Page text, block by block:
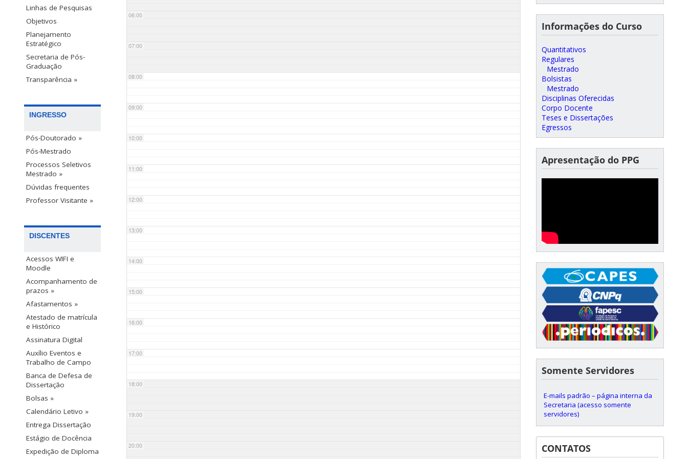
Linhas de Pesquisas
Objetivos
Planejamento
Estratégico
Secretaria de Pós-
Graduação
Transparência »
INGRESSO
Pós-Doutorado »
Pós-Mestrado
Processos Seletivos
Mestrado »
Dúvidas frequentes
Professor Visitante »
DISCENTES
Acessos WIFI e
Moodle
Acompanhamento de
prazos »
Afastamentos »
Atestado de matrícula
e Histórico
Assinatura Digital
Auxílio Eventos e
Trabalho de Campo
Banca de Defesa de
Dissertação
Bolsas »
Calendário Letivo »
Entrega Dissertação
Estágio de Docência
Expedição de Diploma
06:00
07:00
08:00
09:00
10:00
11:00
12:00
13:00
14:00
15:00
16:00
17:00
18:00
19:00
20:00
Informações do Curso
Quantitativos
Regulares
Mestrado
Bolsistas
Mestrado
Disciplinas Oferecidas
Corpo Docente
Teses e Dissertações
Egressos
Apresentação do PPG
Somente Servidores
E-mails padrão – página interna da
Secretaria (acesso somente
servidores)
CONTATOS